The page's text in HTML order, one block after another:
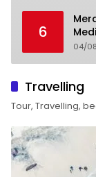
6
04/
Travelling
Tour, Travelling,